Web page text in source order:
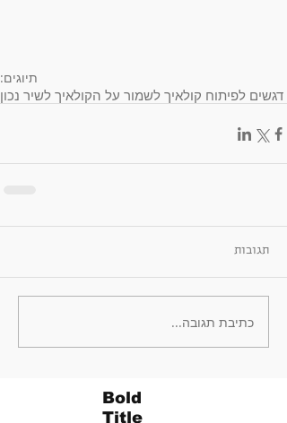
תיוגים:
דגשים לפיתוח קולאיך לשמור על הקולאיך לשיר נכון
תגובות
כתיבת תגובה...
Bold
Title